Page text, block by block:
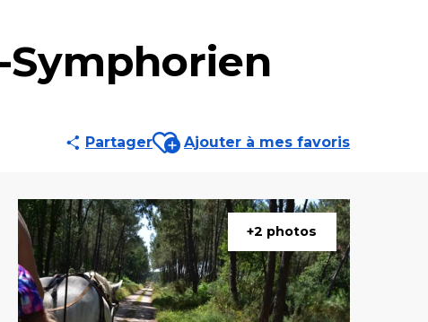
Symphorien
PartagerAjouter aux favoris
Ajouter à mes favoris
+2 photos